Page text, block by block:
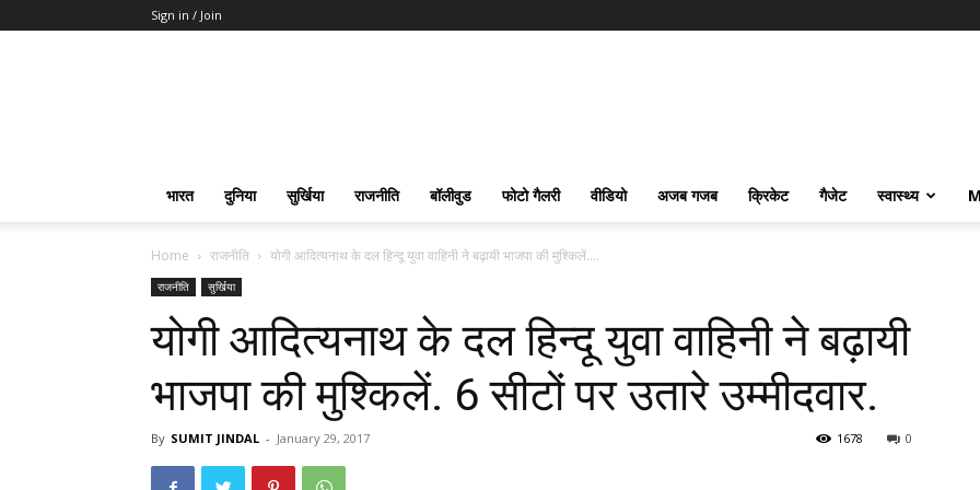
Sign in / Join
भारत दुनिया सुर्खिया राजनीति बॉलीवुड फोटो गैलरी वीडियो अजब गजब क्रिकेट गैजेट स्वास्थ्य
Home राजनीति योगी आदित्यनाथ के दल हिन्दू युवा वाहिनी ने बढ़ायी भाजपा की मुश्किलें....
राजनीति सुर्खिया
योगी आदित्यनाथ के दल हिन्दू युवा वाहिनी ने बढ़ायी
भाजपा की मुश्किलें. 6 सीटों पर उतारे उम्मीदवार.
By SUMIT JINDAL - January 29, 2017 0
1678